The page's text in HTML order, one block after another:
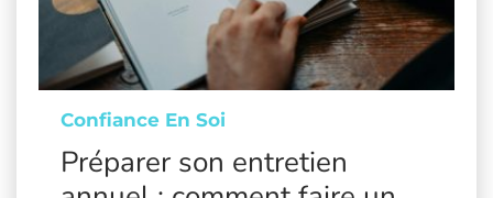
Confiance En Soi
Préparer son entretien